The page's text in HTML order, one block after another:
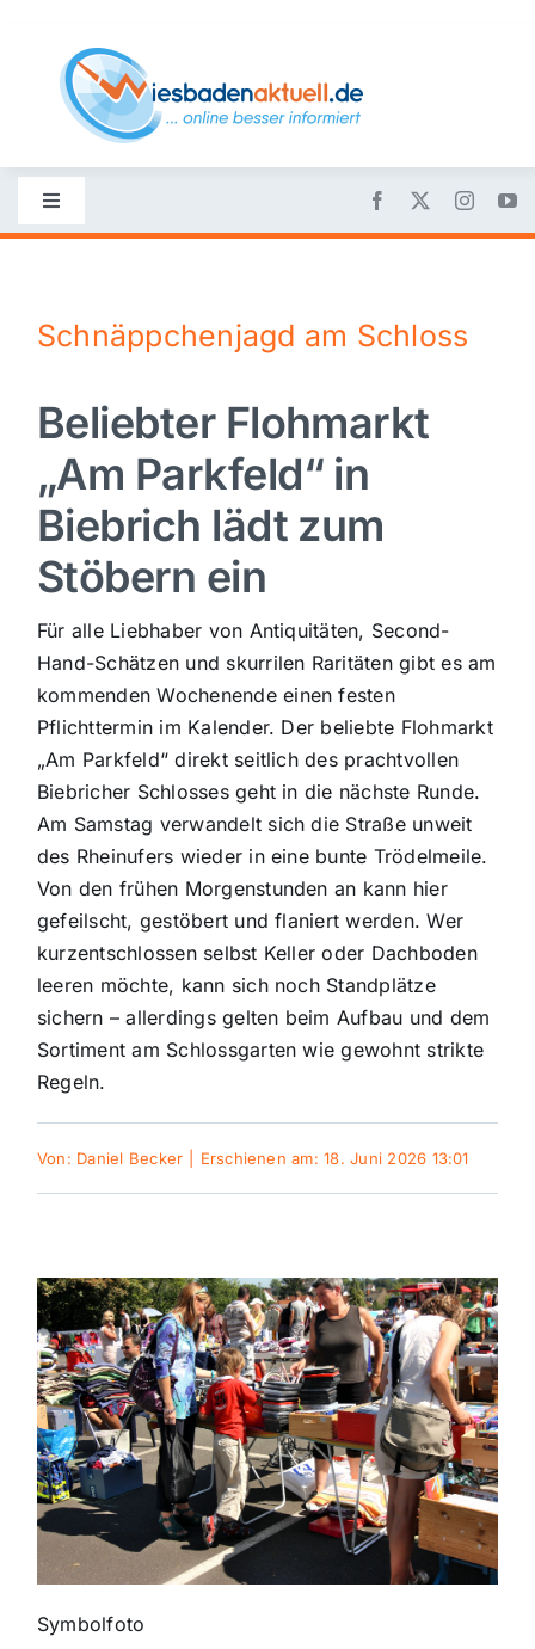
content
Toggle
Navigation
Nachrichten
Politik
Wirtschaft
Sport
Kultur
Panorama
Mein Stadtteil
Galerie
Polizeimeldungen
Themen und Termine
Schnäppchenjagd am Schloss
Beliebter Flohmarkt
„Am Parkfeld“ in
Biebrich lädt zum
Stöbern ein
Für alle Liebhaber von Antiquitäten, Second-
Hand-Schätzen und skurrilen Raritäten gibt es am
kommenden Wochenende einen festen
Pflichttermin im Kalender. Der beliebte Flohmarkt
„Am Parkfeld“ direkt seitlich des prachtvollen
Biebricher Schlosses geht in die nächste Runde.
Am Samstag verwandelt sich die Straße unweit
des Rheinufers wieder in eine bunte Trödelmeile.
Von den frühen Morgenstunden an kann hier
gefeilscht, gestöbert und flaniert werden. Wer
kurzentschlossen selbst Keller oder Dachboden
leeren möchte, kann sich noch Standplätze
sichern – allerdings gelten beim Aufbau und dem
Sortiment am Schlossgarten wie gewohnt strikte
Regeln.
Von: Daniel Becker Erschienen am: 18. Juni 2026 13:01
Symbolfoto